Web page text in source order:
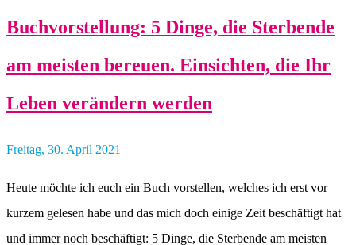
Buchvorstellung: 5 Dinge, die Sterbende
am meisten bereuen. Einsichten, die Ihr
Leben verändern werden
Freitag, 30. April 2021
Heute möchte ich euch ein Buch vorstellen, welches ich erst vor
kurzem gelesen habe und das mich doch einige Zeit beschäftigt hat
und immer noch beschäftigt: 5 Dinge, die Sterbende am meisten